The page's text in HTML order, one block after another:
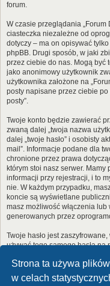
Strona ta używa
w celach
forum.
W czasie przeglądania „Forum
ciasteczka niezależne od
dotyczy – ma on opisywać
phpBB. Drugi sposób, w jaki
przez ciebie do nas. Mogą być
jako anonimowy użytkownik
użytkownika założone na
posty napisane przez ciebie
posty”.
Twoje konto będzie zawierać
zwaną dalej „twoja nazwa
dalej „twoje hasło” i osobisty
mail”. Informacje podane dla
chronione przez prawa
którym stoi nasz serwer.
informacji przy rejestracji, i to
nie. W każdym przypadku,
koncie są wyświetlane
masz możliwość włączenia lub
generowanych przez
Twoje hasło jest
używać tego samego hasła na
umożliwia dostęp do twojego
w żadnym wypadku nie
pamiętam hasła”. Witryna
e-mail. Po podaniu tych